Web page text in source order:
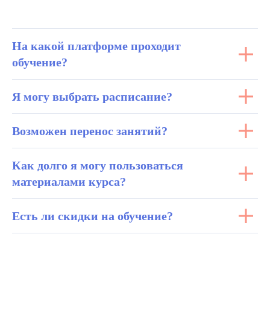
На какой платформе проходит
обучение?
Я могу выбрать расписание?
Возможен перенос занятий?
Как долго я могу пользоваться
материалами курса?
Есть ли скидки на обучение?